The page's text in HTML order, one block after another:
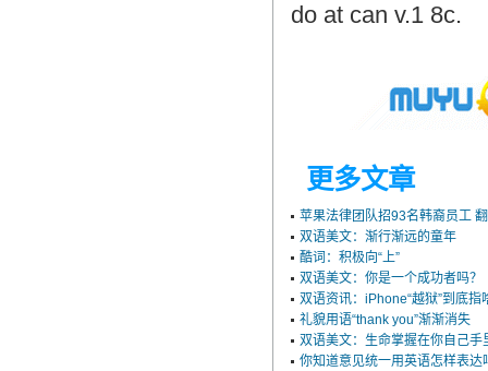
do at can v.1 8c.
更多文章
苹果法律团队招93名韩裔员工
双语美文：渐行渐远的童年
酷词：积极向“上”
双语美文：你是一个成功者吗？
双语资讯：iPhone“越狱”到底指
礼貌用语“thank you”渐渐消失
双语美文：生命掌握在你自己手
你知道意见统一用英语怎样表达